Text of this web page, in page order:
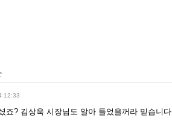
12:33
죠? 김상욱 시장님도 알아 들었을꺼라 믿습니다